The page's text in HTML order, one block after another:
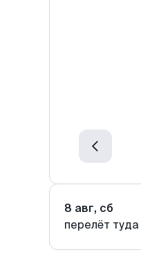
8 авг, сб
перелёт туда